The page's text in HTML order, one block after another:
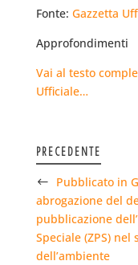
Fonte: Gazzetta
Approfondimenti
Vai al testo
Ufficiale…
PRECEDENTE
Pubblicato in
abrogazione del
pubblicazione
Speciale (ZPS)
dell’ambiente